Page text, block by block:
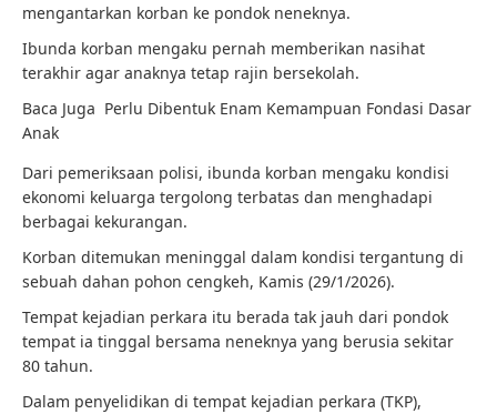
mengantarkan korban ke pondok neneknya.
Ibunda korban mengaku pernah memberikan nasihat
terakhir agar anaknya tetap rajin bersekolah.
Baca Juga Perlu Dibentuk Enam Kemampuan Fondasi Dasar
Anak
Dari pemeriksaan polisi, ibunda korban mengaku kondisi
ekonomi keluarga tergolong terbatas dan menghadapi
berbagai kekurangan.
Korban ditemukan meninggal dalam kondisi tergantung di
sebuah dahan pohon cengkeh, Kamis (29/1/2026).
Tempat kejadian perkara itu berada tak jauh dari pondok
tempat ia tinggal bersama neneknya yang berusia sekitar
80 tahun.
Dalam penyelidikan di tempat kejadian perkara (TKP),